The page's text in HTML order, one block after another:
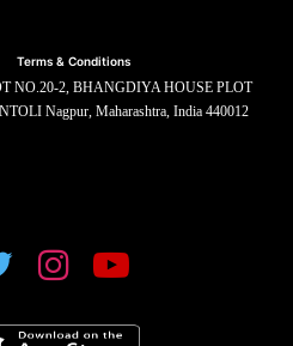
Terms & Conditions
NO.20-2, BHANGDIYA HOUSE PLOT
Nagpur, Maharashtra, India 440012